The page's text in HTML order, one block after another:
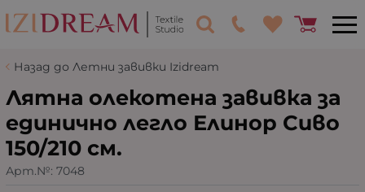
Назад до Летни завивки Izidream
Лятна олекотена завивка за
единично легло Елинор Сиво
150/210 см.
Арт.№: 7048